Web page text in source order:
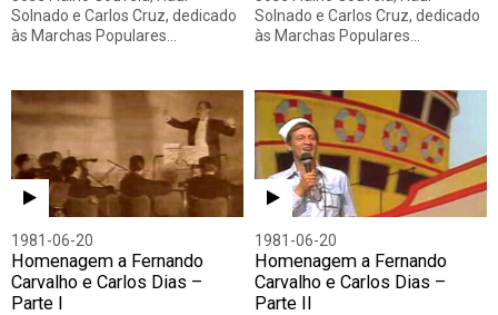
Solnado e Carlos Cruz, dedicado
às Marchas Populares…
Solnado e Carlos Cruz, dedicado
às Marchas Populares…
1981-06-20
Homenagem a Fernando
Carvalho e Carlos Dias –
Parte I
1981-06-20
Homenagem a Fernando
Carvalho e Carlos Dias –
Parte II